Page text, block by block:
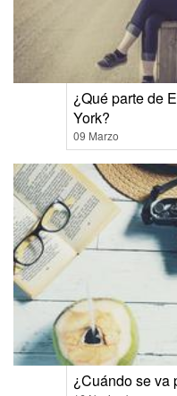
¿Qué parte de
York?
09 Marzo
¿Cuándo se va